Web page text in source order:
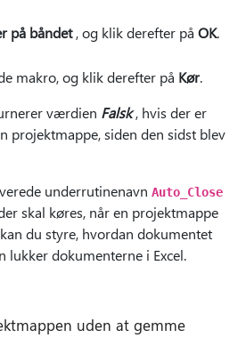
båndet, og klik derefter på OK.
makro, og klik derefter på Kør.
værdien Falsk, hvis der er
projektmappe, siden den sidst blev
underrutinenavn Auto_Close
skal køres, når en projektmappe
du styre, hvordan dokumentet
lukker dokumenterne i Excel.
uden at gemme